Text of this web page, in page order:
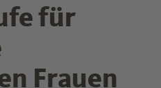
für
Frauen